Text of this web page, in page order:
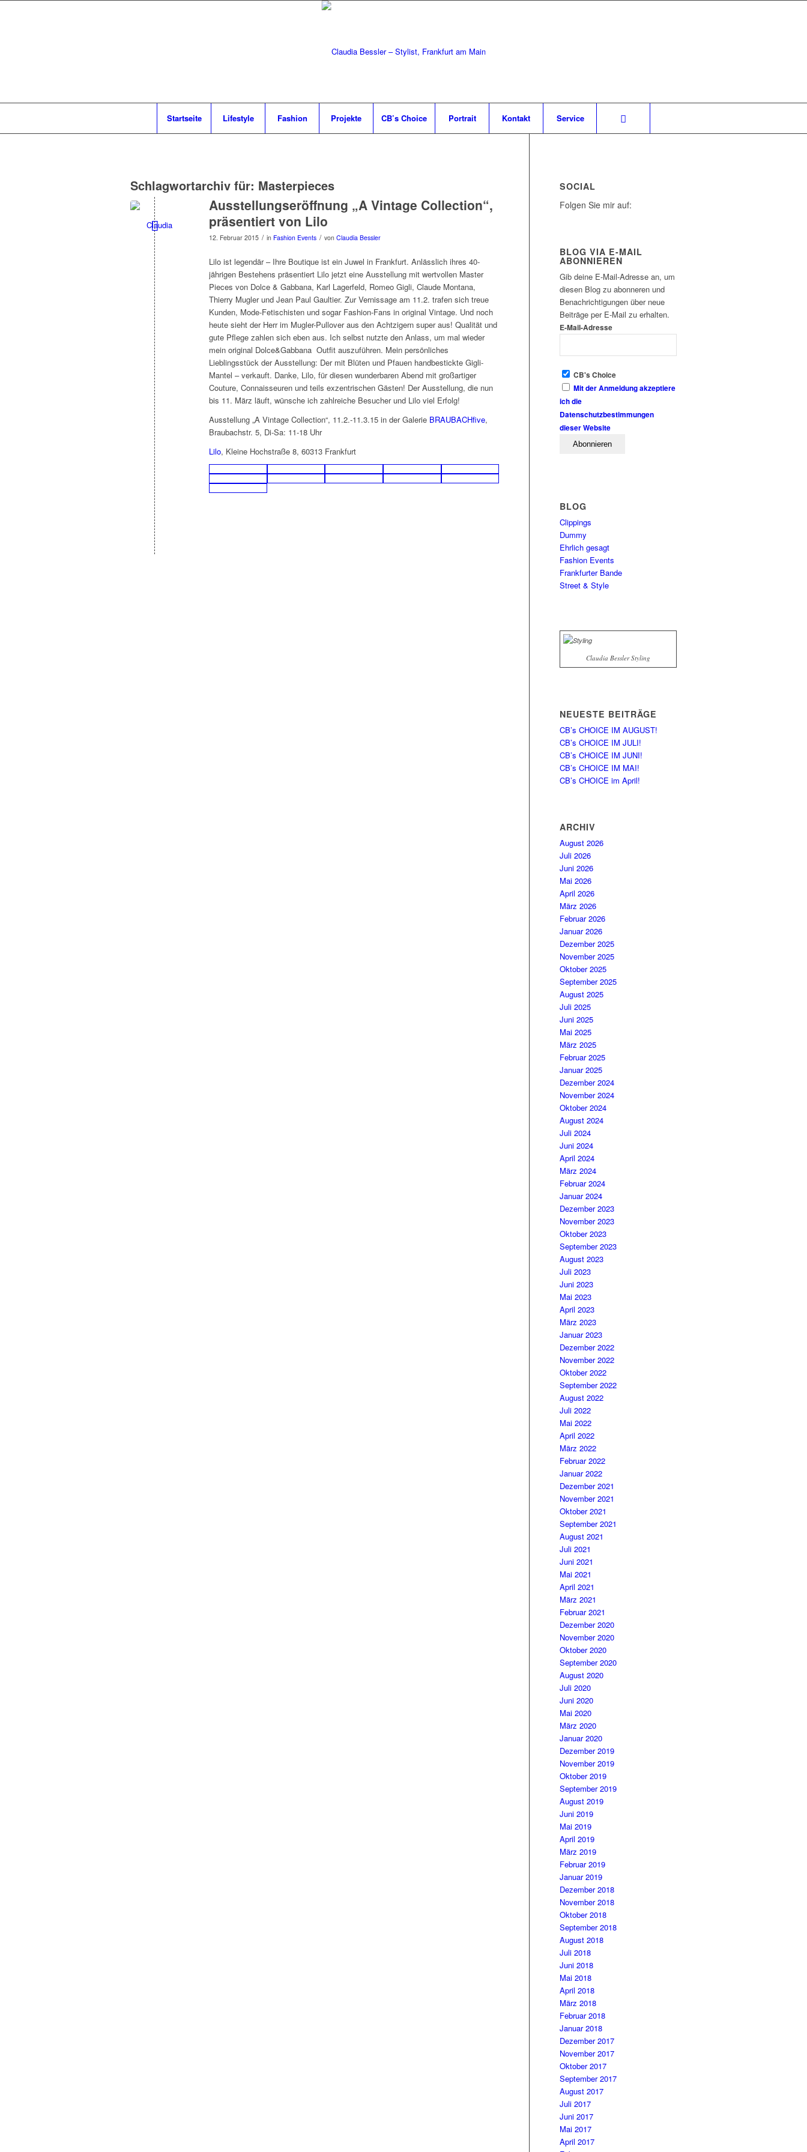
Startseite Lifestyle Fashion Projekte CB’s Choice Portrait Kontakt Service
Schlagwortarchiv für: Masterpieces
Ausstellungseröffnung „A Vintage Collection“,
präsentiert von Lilo
12. Februar 2015 / in Fashion Events / von Claudia Bessler
Lilo ist legendär – Ihre Boutique ist ein Juwel in Frankfurt. Anlässlich ihres 40-
jährigen Bestehens präsentiert Lilo jetzt eine Ausstellung mit wertvollen Master
Pieces von Dolce & Gabbana, Karl Lagerfeld, Romeo Gigli, Claude Montana,
Thierry Mugler und Jean Paul Gaultier. Zur Vernissage am 11.2. trafen sich treue
Kunden, Mode-Fetischisten und sogar Fashion-Fans in original Vintage. Und noch
heute sieht der Herr im Mugler-Pullover aus den Achtzigern super aus! Qualität und
gute Pflege zahlen sich eben aus. Ich selbst nutzte den Anlass, um mal wieder
mein original Dolce&Gabbana Outfit auszuführen. Mein persönliches
Lieblingsstück der Ausstellung: Der mit Blüten und Pfauen handbestickte Gigli-
Mantel – verkauft. Danke, Lilo, für diesen wunderbaren Abend mit großartiger
Couture, Connaisseuren und teils exzentrischen Gästen! Der Ausstellung, die nun
bis 11. März läuft, wünsche ich zahlreiche Besucher und Lilo viel Erfolg!
Ausstellung „A Vintage Collection“, 11.2.-11.3.15 in der Galerie BRAUBACHfive,
Braubachstr. 5, Di-Sa: 11-18 Uhr
Lilo, Kleine Hochstraße 8, 60313 Frankfurt
SOCIAL
Folgen Sie mir auf:
BLOG VIA E-MAIL
ABONNIEREN
Gib deine E-Mail-Adresse an, um
diesen Blog zu abonneren und
Benachrichtigungen über neue
Beiträge per E-Mail zu erhalten.
E-Mail-Adresse
CB's Choice
Mit der Anmeldung akzeptiere
ich die
Datenschutzbestimmungen
dieser Website
BLOG
Clippings
Dummy
Ehrlich gesagt
Fashion Events
Frankfurter Bande
Street & Style
Claudia Bessler Styling
NEUESTE BEITRÄGE
CB’s CHOICE IM AUGUST!
CB’s CHOICE IM JULI!
CB’s CHOICE IM JUNI!
CB’s CHOICE IM MAI!
CB’s CHOICE im April!
ARCHIV
August 2026
Juli 2026
Juni 2026
Mai 2026
April 2026
März 2026
Februar 2026
Januar 2026
Dezember 2025
November 2025
Oktober 2025
September 2025
August 2025
Juli 2025
Juni 2025
Mai 2025
März 2025
Februar 2025
Januar 2025
Dezember 2024
November 2024
Oktober 2024
August 2024
Juli 2024
Juni 2024
April 2024
März 2024
Februar 2024
Januar 2024
Dezember 2023
November 2023
Oktober 2023
September 2023
August 2023
Juli 2023
Juni 2023
Mai 2023
April 2023
März 2023
Januar 2023
Dezember 2022
November 2022
Oktober 2022
September 2022
August 2022
Juli 2022
Mai 2022
April 2022
März 2022
Februar 2022
Januar 2022
Dezember 2021
November 2021
Oktober 2021
September 2021
August 2021
Juli 2021
Juni 2021
Mai 2021
April 2021
März 2021
Februar 2021
Dezember 2020
November 2020
Oktober 2020
September 2020
August 2020
Juli 2020
Juni 2020
Mai 2020
März 2020
Januar 2020
Dezember 2019
November 2019
Oktober 2019
September 2019
August 2019
Juni 2019
Mai 2019
April 2019
März 2019
Februar 2019
Januar 2019
Dezember 2018
November 2018
Oktober 2018
September 2018
August 2018
Juli 2018
Juni 2018
Mai 2018
April 2018
März 2018
Februar 2018
Januar 2018
Dezember 2017
November 2017
Oktober 2017
September 2017
August 2017
Juli 2017
Juni 2017
Mai 2017
April 2017